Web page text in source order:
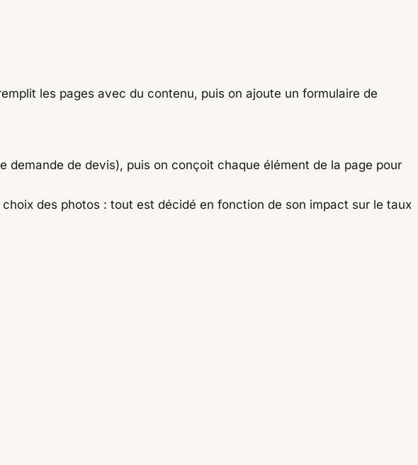
les pages avec du contenu, puis on ajoute un formulaire de
de devis), puis on conçoit chaque élément de la page pour
des photos : tout est décidé en fonction de son impact sur le taux